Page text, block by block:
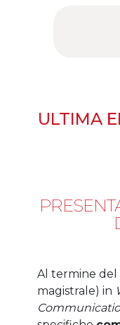
ULTIMA
Al termine del
magistrale) in